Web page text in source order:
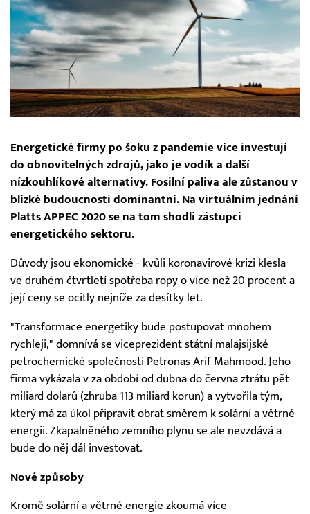
Energetické firmy po šoku z pandemie více investují
do obnovitelných zdrojů, jako je vodík a další
nízkouhlíkové alternativy. Fosilní paliva ale zůstanou v
blízké budoucnosti dominantní. Na virtuálním jednání
Platts APPEC 2020 se na tom shodli zástupci
energetického sektoru.
Důvody jsou ekonomické - kvůli koronavirové krizi klesla
ve druhém čtvrtletí spotřeba ropy o více než 20 procent a
její ceny se ocitly nejníže za desítky let.
"Transformace energetiky bude postupovat mnohem
rychleji," domnívá se viceprezident státní malajsijské
petrochemické společnosti Petronas Arif Mahmood. Jeho
firma vykázala v za období od dubna do června ztrátu pět
miliard dolarů (zhruba 113 miliard korun) a vytvořila tým,
který má za úkol připravit obrat směrem k solární a větrné
energii. Zkapalněného zemního plynu se ale nevzdává a
bude do něj dál investovat.
Nové způsoby
Kromě solární a větrné energie zkoumá více